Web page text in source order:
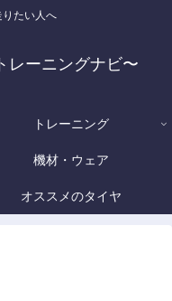
りたい人へ
レーニングナビ〜
トレーニング
機材・ウェア
オススメのタイヤ